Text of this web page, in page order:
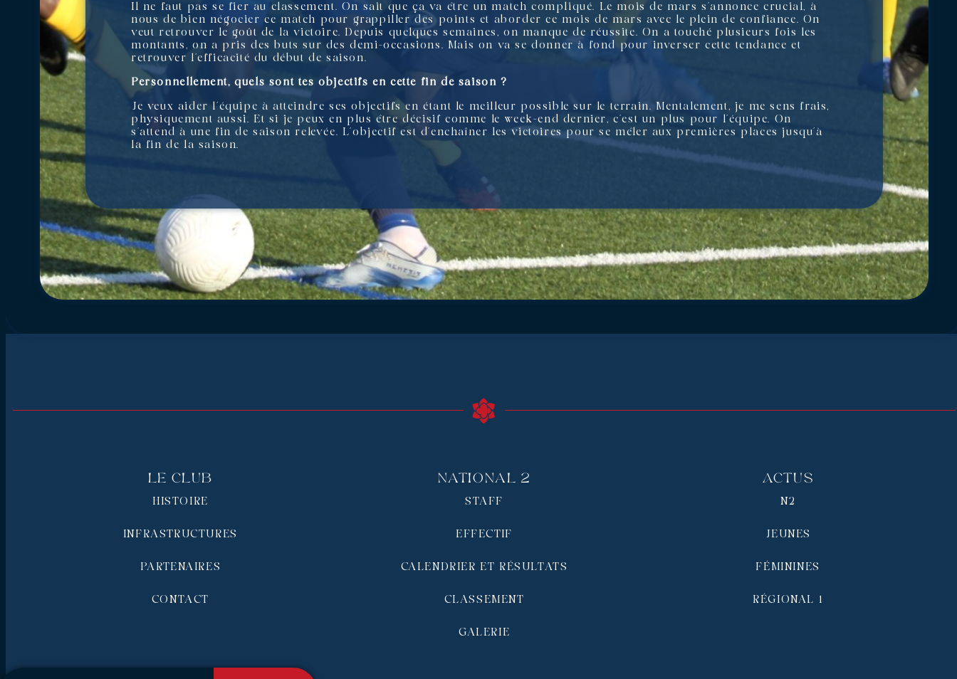
Il ne faut pas se fier au classement. On sait que ça va être un match compliqué. Le mois de mars s’annonce crucial, à
nous de bien négocier ce match pour grappiller des points et aborder ce mois de mars avec le plein de confiance. On
veut retrouver le goût de la victoire. Depuis quelques semaines, on manque de réussite. On a touché plusieurs fois les
montants, on a pris des buts sur des demi-occasions. Mais on va se donner à fond pour inverser cette tendance et
retrouver l’efficacité du début de saison.
Personnellement, quels sont tes objectifs en cette fin de saison ?
Je veux aider l’équipe à atteindre ses objectifs en étant le meilleur possible sur le terrain. Mentalement, je me sens frais,
physiquement aussi. Et si je peux en plus être décisif comme le week-end dernier, c’est un plus pour l’équipe. On
s’attend à une fin de saison relevée. L’objectif est d’enchaîner les victoires pour se mêler aux premières places jusqu’à
la fin de la saison.
Le Club
HISTOIRE
INFRASTRUCTURES
PARTENAIRES
CONTACT
National 2
STAFF
EFFECTIF
CALENDRIER ET RÉSULTATS
CLASSEMENT
GALERIE
Actus
N2
JEUNES
FÉMININES
RÉGIONAL 1